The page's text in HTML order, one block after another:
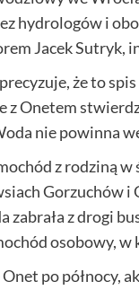
hydrologów i
Jacek Sutryk,
że to
z Onetem
nie powinna
z rodziną
Gorzuchów i
zabrała z drogi
osobowy,
po północy,